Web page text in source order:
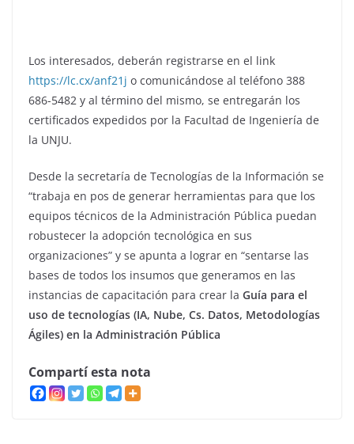
Los interesados, deberán registrarse en el link
https://lc.cx/anf21j o comunicándose al teléfono 388
686-5482 y al término del mismo, se entregarán los
certificados expedidos por la Facultad de Ingeniería de
la UNJU.
Desde la secretaría de Tecnologías de la Información se
“trabaja en pos de generar herramientas para que los
equipos técnicos de la Administración Pública puedan
robustecer la adopción tecnológica en sus
organizaciones” y se apunta a lograr en “sentarse las
bases de todos los insumos que generamos en las
instancias de capacitación para crear la Guía para el
uso de tecnologías (IA, Nube, Cs. Datos, Metodologías
Ágiles) en la Administración Pública
Compartí esta nota